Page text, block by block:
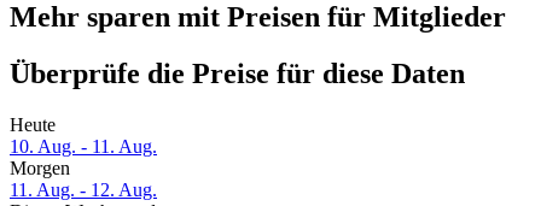
Mehr sparen mit Preisen für Mitglieder
Überprüfe die Preise für diese Daten
Heute
10. Aug. - 11. Aug.
Morgen
11. Aug. - 12. Aug.